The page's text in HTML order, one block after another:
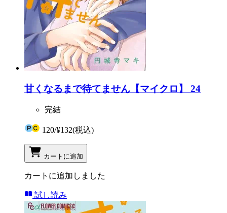
甘くなるまで待てません【マイクロ】 24
完結
120/¥132(税込)
カートに追加
カートに追加しました
試し読み